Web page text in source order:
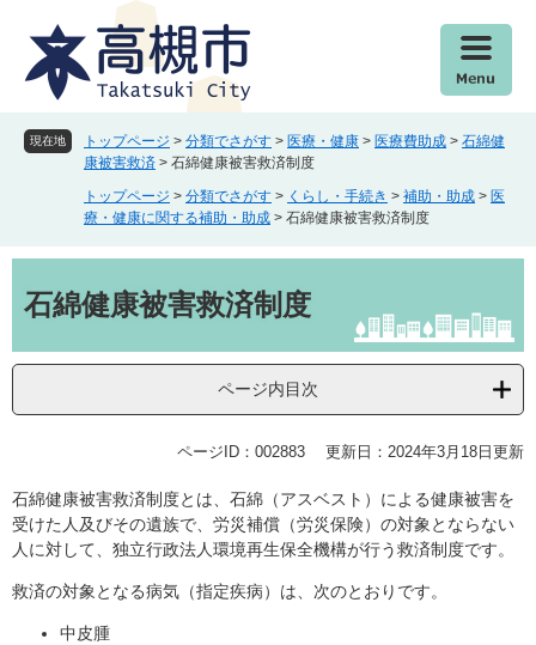
文
現在地 トップページ > 分類でさがす > 医療・健康 > 医療費助成 > 石綿健
康被害救済 > 石綿健康被害救済制度
トップページ > 分類でさがす > くらし・手続き > 補助・助成 > 医
療・健康に関する補助・助成 > 石綿健康被害救済制度
文石綿健康被害救済制度
ページ内目次
ページID：002883 更新日：2024年3月18日更新
石綿健康被害救済制度とは、石綿（アスベスト）による健康被害を
受けた人及びその遺族で、労災補償（労災保険）の対象とならない
人に対して、独立行政法人環境再生保全機構が行う救済制度です。
救済の対象となる病気（指定疾病）は、次のとおりです。
中皮腫